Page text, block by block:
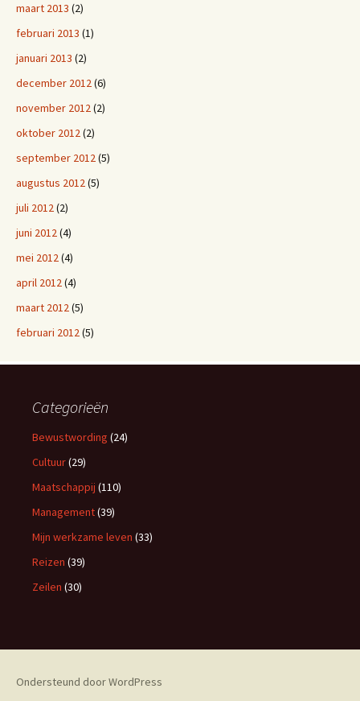
maart 2013 (2)
februari 2013 (1)
januari 2013 (2)
december 2012(6)
november 2012(2)
oktober 2012(2)
september 2012(5)
augustus 2012(5)
juli 2012(2)
juni 2012(4)
mei 2012(4)
april 2012(4)
maart 2012(5)
februari 2012(5)
Categorieën
Bewustwording (24)
Cultuur(29)
Maatschappij (110)
Management(39)
Mijn werkzame leven (33)
Reizen (39)
Zeilen (30)
Ondersteund door WordPress